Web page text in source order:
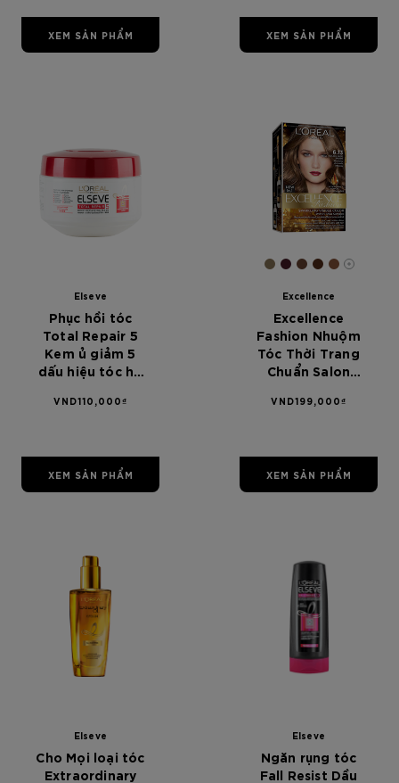
Dánh cho mọi
loại tóc
XEM SẢN PHẨM XEM SẢN PHẨM
Elseve
Phục hồi tóc
Total Repair 5
Kem ủ giảm 5
dấu hiệu tóc hư
Paris Elseve
Mask 200ml
VND110,000₫
XEM SẢN PHẨM
[Color]: #847155
[Color]:
[Color]:
[Color]:
[Color]:
More
Excellence
Excellence
Fashion Nhuộm
Tóc Thời Trang
Chuẩn Salon
Ánh Khói
VND199,000₫
XEM SẢN PHẨM
Elseve
Cho Mọi loại tóc
Extraordinary
Elseve
Ngăn rụng tóc
Fall Resist Dầu